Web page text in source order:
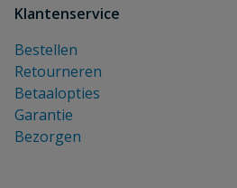
Klantenservice
Bestellen
Retourneren
Betaalopties
Garantie
Bezorgen